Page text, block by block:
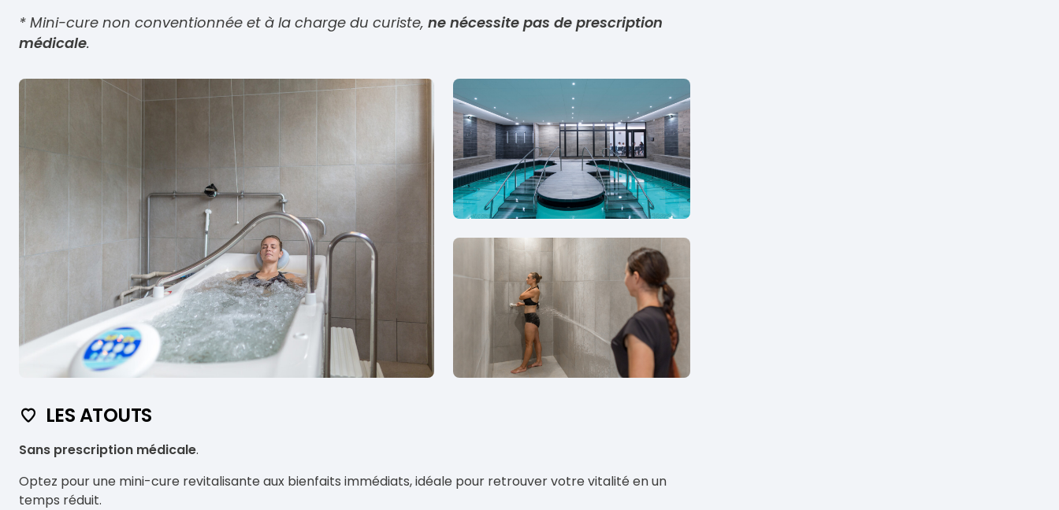
* Mini-cure non conventionnée et à la charge du curiste, ne nécessite pas de prescription
médicale.
LES ATOUTS
Sans prescription médicale.
Optez pour une mini-cure revitalisante aux bienfaits immédiats, idéale pour retrouver votre vitalité en un
temps réduit.